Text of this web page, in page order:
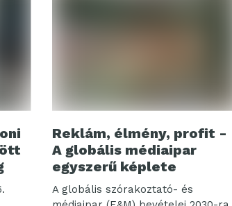
Reklám, élmény, profit -
A globális médiaipar
egyszerű képlete
A globális szórakoztató- és